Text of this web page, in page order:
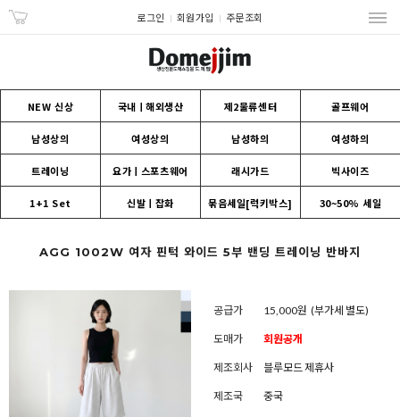
로그인 회원가입 주문조회
NEW 신상 국내ㅣ해외생산 제2물류센터 골프웨어
남성상의 여성상의 남성하의 여성하의
트레이닝 요가ㅣ스포츠웨어 래시가드 빅사이즈
1+1 Set 신발ㅣ잡화 묶음세일[럭키박스] 30~50% 세일
AGG 1002W 여자 핀턱 와이드 5부 밴딩 트레이닝 반바지
공급가 15,000원 (부가세 별도)
도매가 회원공개
제조회사 블루모드 제휴사
제조국 중국